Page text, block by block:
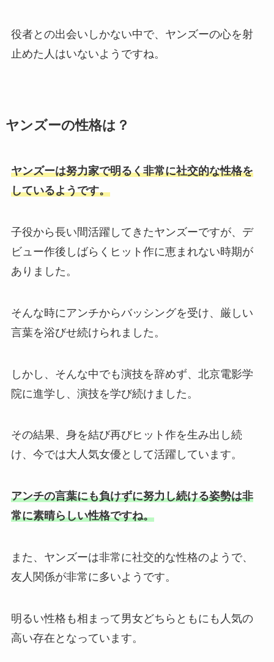
役者との出会いしかない中で、ヤンズーの心を射
止めた人はいないようですね。
ヤンズーの性格は？
ヤンズーは努力家で明るく非常に社交的な性格を
しているようです。
子役から長い間活躍してきたヤンズーですが、デ
ビュー作後しばらくヒット作に恵まれない時期が
ありました。
そんな時にアンチからバッシングを受け、厳しい
言葉を浴びせ続けられました。
しかし、そんな中でも演技を辞めず、北京電影学
院に進学し、演技を学び続けました。
その結果、身を結び再びヒット作を生み出し続
け、今では大人気女優として活躍しています。
アンチの言葉にも負けずに努力し続ける姿勢は非
常に素晴らしい性格ですね。
また、ヤンズーは非常に社交的な性格のようで、
友人関係が非常に多いようです。
明るい性格も相まって男女どちらともにも人気の
高い存在となっています。